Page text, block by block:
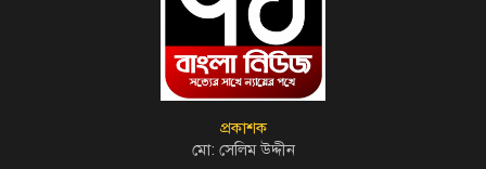
প্রকাশক
মো: সেলিম উদ্দীন